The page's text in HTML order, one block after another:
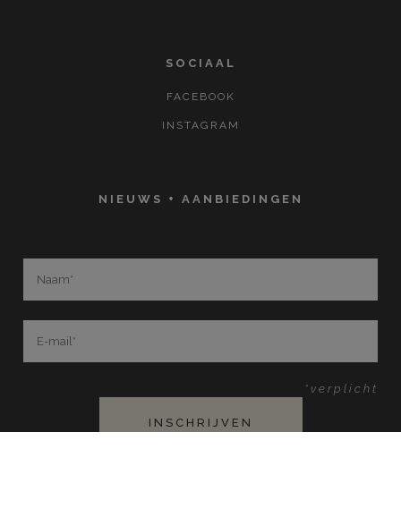
SOCIAAL
FACEBOOK
INSTAGRAM
NIEUWS + AANBIEDINGEN
*verplicht